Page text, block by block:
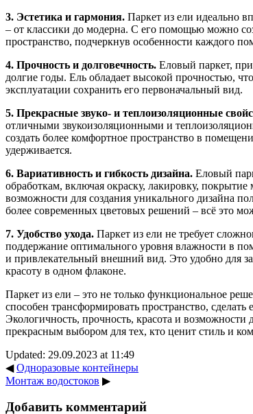
3. Эстетика и гармония. Паркет из ели идеально
– от классики до модерна. С его помощью можно
пространство, подчеркнув особенности каждого
4. Прочность и долговечность. Еловый паркет,
долгие годы. Ель обладает высокой прочностью,
эксплуатации сохранить его первоначальный вид.
5. Прекрасные звуко- и теплоизоляционные
отличными звукоизоляционными и
создать более комфортное пространство в
удерживается.
6. Вариативность и гибкость дизайна. Еловый
обработкам, включая окраску, лакировку,
возможности для создания уникального дизайна
более современных цветовых решений – всё это
7. Удобство ухода. Паркет из ели не требует
поддержание оптимального уровня влажности в
и привлекательный внешний вид. Это удобно для
красоту в одном флаконе.
Паркет из ели – это не только функциональное
способен трансформировать пространство,
Экологичность, прочность, красота и возможности
прекрасным выбором для тех, кто ценит стиль и
Updated: 29.09.2023 at 11:49
◀Одноразовые контейнеры
Монтаж водостоков ▶
Добавить комментарий